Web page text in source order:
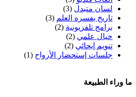
لسان متبدل (3)
تاريخ يفسره العلم (3)
برامج تلفزيونية (2)
خيال علمي (2)
تنويم إيحائي (2)
جلسات إستحضار الأرواح (1)
ما وراء الطبيعة